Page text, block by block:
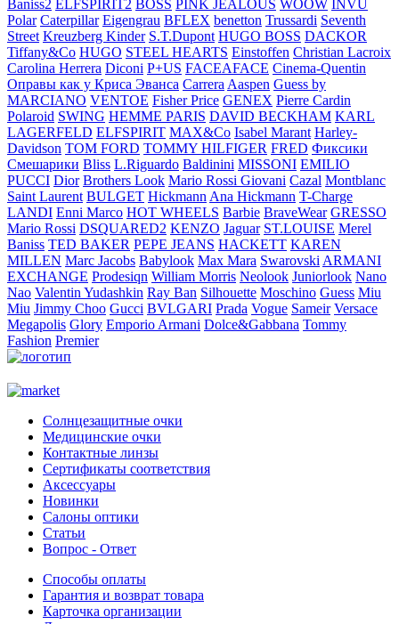
Baniss2 ELFSPIRIT2 BOSS PINK JEALOUS WOOW
INVU
Polar Caterpillar Eigengrau BFLEX benetton Trussardi Seventh
Street Kreuzberg Kinder S.T.Dupont HUGO BOSS DACKOR
Tiffany&Co HUGO STEEL HEARTS Einstoffen Christian Lacroix
Carolina Herrera Diconi P+US FACEAFACE Cinema-Quentin
Оправы как у Криса Эванса Carrera Aaspen Guess by
MARCIANO VENTOE Fisher Price GENEX Pierre Cardin
Polaroid SWING HEMME PARIS DAVID BECKHAM KARL
LAGERFELD ELFSPIRIT MAX&Co Isabel Marant Harley-
Davidson TOM FORD TOMMY HILFIGER FRED Фиксики
Смешарики Bliss L.Riguardo Baldinini MISSONI EMILIO
PUCCI Dior Brothers Look Mario Rossi Giovani Cazal Montblanc
Saint Laurent BULGET Hickmann Ana Hickmann T-Charge
LANDI Enni Marco HOT WHEELS Barbie BraveWear GRESSO
Mario Rossi DSQUARED2 KENZO Jaguar ST.LOUISE Merel
Baniss TED BAKER PEPE JEANS HACKETT KAREN
MILLEN Marc Jacobs Babylook Max Mara Swarovski ARMANI
EXCHANGE Prodesiqn William Morris Neolook Juniorlook Nano
Nao Valentin Yudashkin Ray Ban Silhouette Moschino Guess Miu
Miu Jimmy Choo Gucci BVLGARI Prada Vogue Sameir Versace
Megapolis Glory Emporio Armani Dolce&Gabbana Tommy
Fashion Premier
Солнцезащитные очки
Медицинские очки
Контактные линзы
Сертификаты соответствия
Аксессуары
Новинки
Салоны оптики
Статьи
Вопрос - Ответ
Способы оплаты
Гарантия и возврат товара
Карточка организации